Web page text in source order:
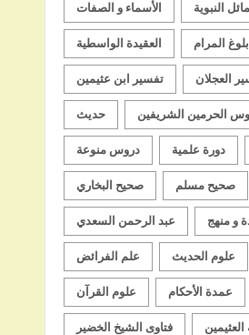
الأسماء و الصفات النبوية
العقيدة الواسطية بلوغ المرام
تفسير ابن عثيمين العجلان
حديث الحرمين الشريفين
دروس منوعة دورة علمية
صحيح البخاري صحيح مسلم
عبد الرحمن السعدي و منهج
علم الفرائض علوم الحديث
علوم القرآن عمدة الأحكام
فتاوى الشيخ الخضير العثيمين